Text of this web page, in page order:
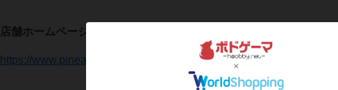
店舗ホームページ
https://www.pineapple7games.com